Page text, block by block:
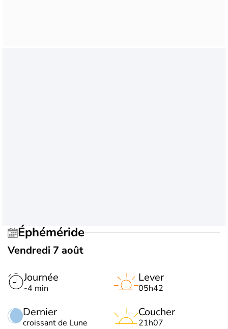
Éphéméride
Vendredi 7 août
Journée
-4 min
Dernier
croissant de Lune
Lever
05h42
Coucher
21h07